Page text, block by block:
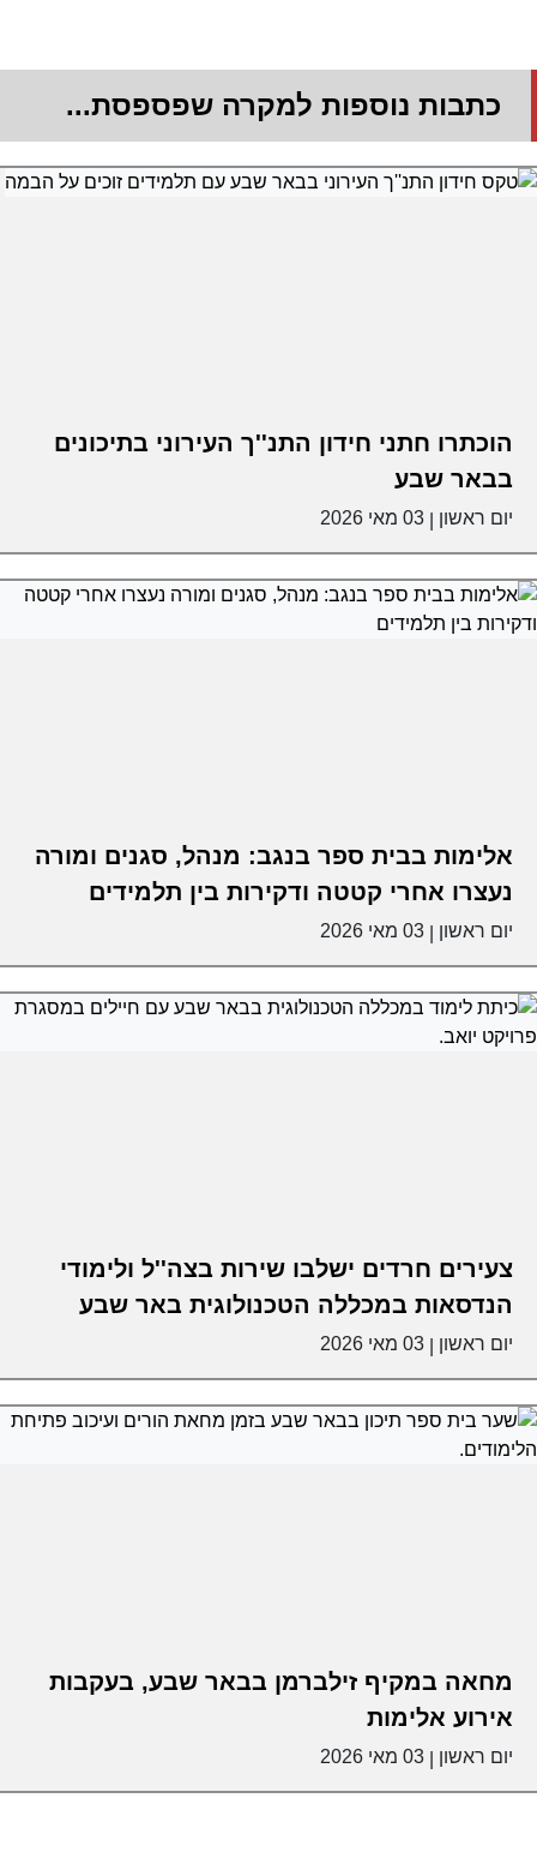
כתבות נוספות למקרה שפספסת...
הוכתרו חתני חידון התנ''ך העירוני בתיכונים
בבאר שבע
יום ראשון 03 מאי 2026
אלימות בבית ספר בנגב: מנהל, סגנים ומורה
נעצרו אחרי קטטה ודקירות בין תלמידים
יום ראשון 03 מאי 2026
צעירים חרדים ישלבו שירות בצה''ל ולימודי
הנדסאות במכללה הטכנולוגית באר שבע
יום ראשון 03 מאי 2026
מחאה במקיף זילברמן בבאר שבע, בעקבות
אירוע אלימות
יום ראשון 03 מאי 2026